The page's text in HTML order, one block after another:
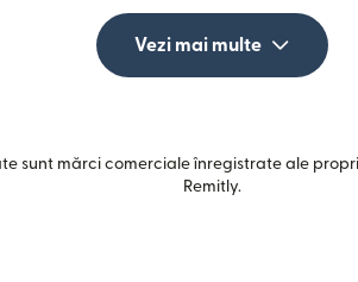
Vezi mai multe
sunt mărci comerciale înregistrate ale
Remitly.